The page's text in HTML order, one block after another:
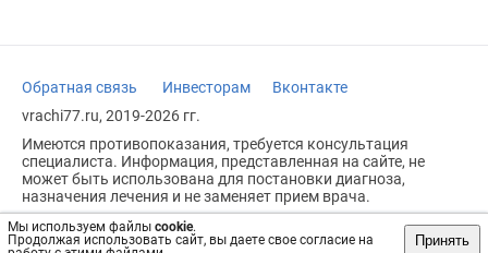
Мы используем файлы cookie.
Продолжая использовать сайт, вы даете свое согласие на
Принять
Обратная связь Инвесторам
Вконтакте
vrachi77.ru, 2019-2026 гг.
Имеются противопоказания, требуется консультация
специалиста. Информация, представленная на сайте, не
может быть использована для постановки диагноза,
назначения лечения и не заменяет прием врача.
Возрастное ограничение: 18+